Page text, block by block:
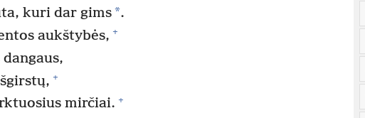
kuri dar gims*.
aukštybės, +
+
mirčiai. +